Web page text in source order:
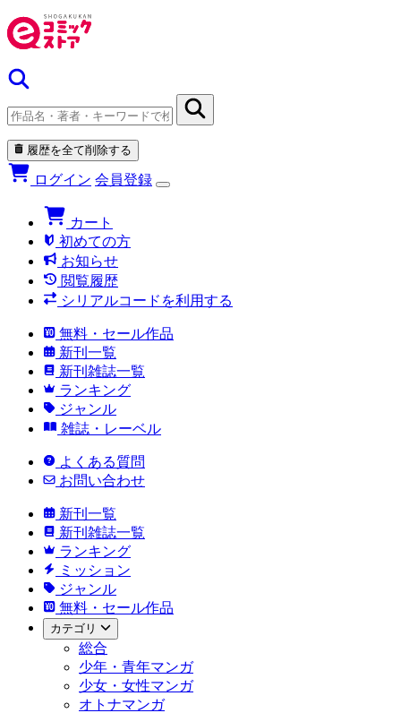
履歴を全て削除する
ログイン 会員登録
カート
初めての方
お知らせ
閲覧履歴
シリアルコードを利用する
無料・セール作品
新刊一覧
新刊雑誌一覧
ランキング
ジャンル
雑誌・レーベル
よくある質問
お問い合わせ
新刊一覧
新刊雑誌一覧
ランキング
ミッション
ジャンル
無料・セール作品
カテゴリ
総合
少年・青年マンガ
少女・女性マンガ
オトナマンガ